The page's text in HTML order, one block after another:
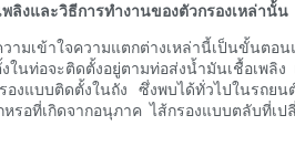
ลิงและวิธีการทำงานของตัวกรองเหล่านั้น
มเข้าใจความแตกต่างเหล่านี้เป็นขั้นต
นท่อจะติดตั้งอยู่ตามท่อส่งน้ำมันเชื้อเพลิ
งแบบติดตั้งในถัง ซึ่งพบได้ทั่วไปในรถย
รอที่เกิดจากอนุภาค ไส้กรองแบบตลับที่